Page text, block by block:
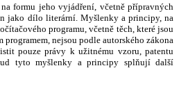
formu jeho vyjádření, včetně přípravných
jako dílo literární. Myšlenky a principy, na
programu, včetně těch, které jsou
nejsou podle autorského zákona
pouze právy k užitnému vzoru, patentu
tyto myšlenky a principy splňují další